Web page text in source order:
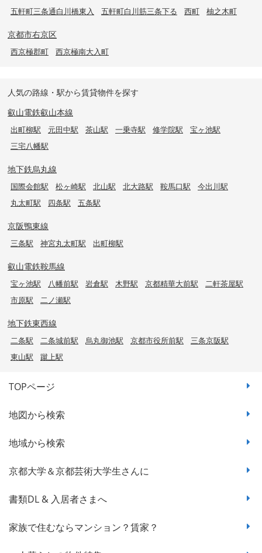
五軒町三条通白川橋東入
五軒町白川筋三条下る 西町 柚之木町
京都市右京区
西京極郡町 西京極南大入町
人気の路線・駅から賃貸物件を探す
叡山電鉄叡山本線
出町柳駅 元田中駅 茶山駅 一乗寺駅 修学院駅
宝ヶ池駅
三宅八幡駅
地下鉄烏丸線
国際会館駅 松ヶ崎駅 北山駅 北大路駅 鞍馬口駅
今出川駅
丸太町駅
四条駅 五条駅
京阪鴨東線
三条駅 神宮丸太町駅 出町柳駅
叡山電鉄鞍馬線
宝ヶ池駅 八幡前駅 岩倉駅 木野駅 京都精華大前駅
二軒茶屋駅
市原駅
二ノ瀬駅
地下鉄東西線
二条駅 二条城前駅 烏丸御池駅 京都市役所前駅
三条京阪駅
東山駅
蹴上駅
TOPページ
地図から検索
地域から検索
京都大学＆京都芸術大学生さんに
書類DL & 入居者さまへ
家族で住むならマンション？賃家？